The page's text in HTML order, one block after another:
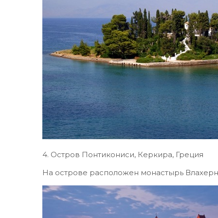
4. Остров Понтикониси, Керкира, Греция
На острове расположен монастырь